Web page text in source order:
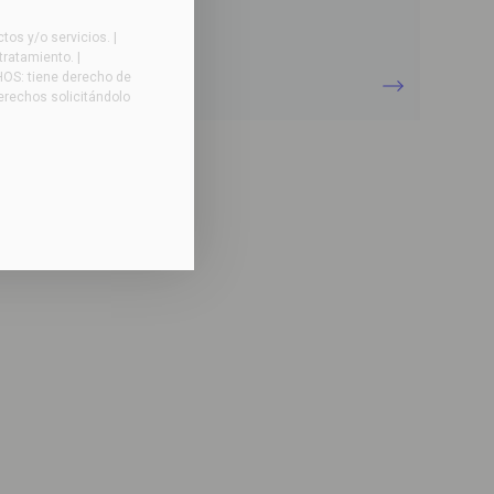
volcador
contenedores de plástico
y/o servicios. |
|
tiene derecho de
solicitándolo